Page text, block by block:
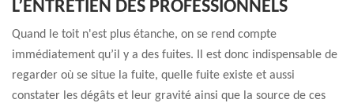
L’ENTRETIEN DES PROFESSIONNELS
Quand le toit n'est plus étanche, on se rend compte
immédiatement qu’il y a des fuites. Il est donc indispensable de
regarder où se situe la fuite, quelle fuite existe et aussi
constater les dégâts et leur gravité ainsi que la source de ces